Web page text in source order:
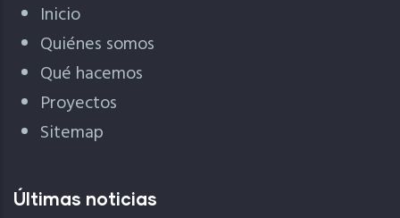
Inicio
Quiénes somos
Qué hacemos
Proyectos
Sitemap
Últimas noticias